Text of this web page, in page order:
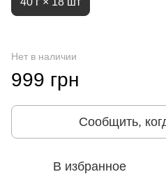
Нет в наличии
999 грн
Сообщить,
В избранное